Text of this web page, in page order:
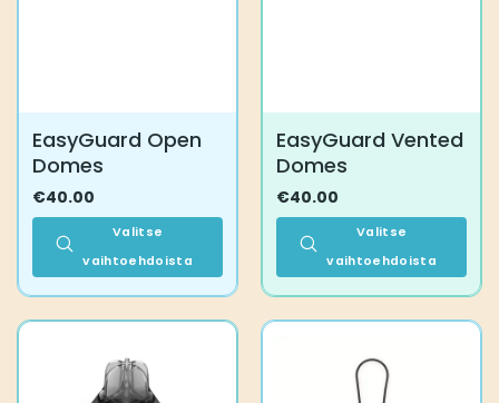
EasyGuard Open
Domes
€40.00
Valitse
vaihtoehdoista
muunnelma.
EasyGuard Vented
Domes
€40.00
Valitse
vaihtoehdoista
muunnelma.